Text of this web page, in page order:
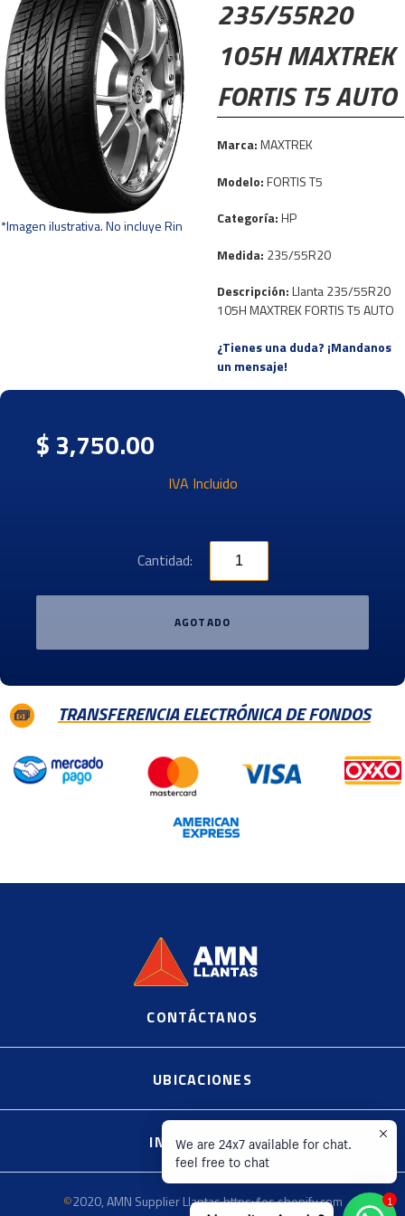
*Imagen ilustrativa. No incluye Rin
235/55R20
105H MAXTREK
FORTIS T5 AUTO
Marca:MAXTREK
Modelo:FORTIS T5
Categoría:HP
Medida: 235/55R20
Descripción:Llanta 235/55R20
105H MAXTREK FORTIS T5 AUTO
¿Tienes una duda? ¡Mandanos
un mensaje!
$ 3,750.00
IVA Incluido
Cantidad:
AGOTADO
TRANSFERENCIA ELECTRÓNICA DE FONDOS
2020, AMN Supplier Llantas https://es.shopify.com
CONTÁCTANOS
UBICACIONES
INFORMACIÓN
©2020, AMN Supplier Llantas https://es.shopify.com
We are 24x7 available for chat.
feel free to chat
1